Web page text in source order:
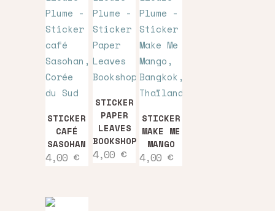
STICKER
CAFÉ
SASOHAN
4,00 €
STICKER
PAPER
LEAVES
BOOKSHOP
4,00 €
STICKER
MAKE ME
MANGO
4,00 €